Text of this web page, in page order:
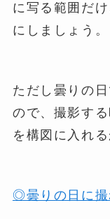
に写る範囲だ
にしましょう。
ただし曇りの
ので、撮影す
を構図に入れ
◎曇りの日に撮